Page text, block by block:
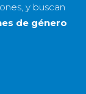
y buscan
de género